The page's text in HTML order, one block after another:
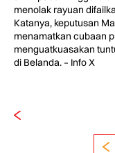
menolak rayuan
Katanya, keputusan
menamatkan cubaan
menguatkuasakan
di Belanda. – Info X